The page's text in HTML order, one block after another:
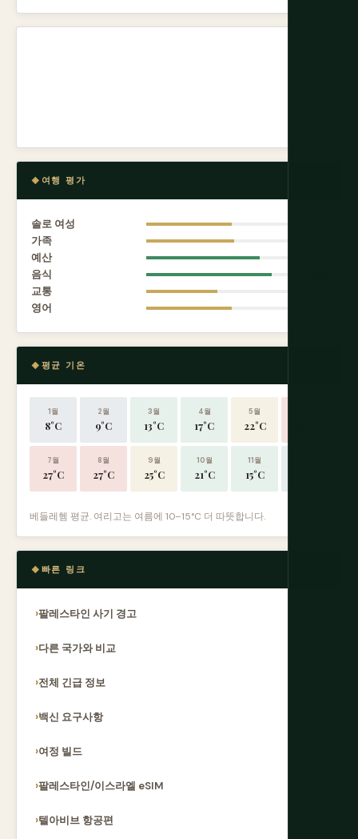
여행 평가
솔로 여성
가족
예산
음식
교통
영어
평균 기온
1월
8°C
2월
9°C
3월
13°C
4월
17°C
5월
22°C
7월
27°C
8월
27°C
9월
25°C
10월
21°C
11월
15°C
베들레헴 평균. 여리고는 여름에 10–15°C 더 따뜻합니다.
빠른 링크
팔레스타인 사기 경고
다른 국가와 비교
전체 긴급 정보
백신 요구사항
여정 빌드
팔레스타인/이스라엘 eSIM
텔아비브 항공편